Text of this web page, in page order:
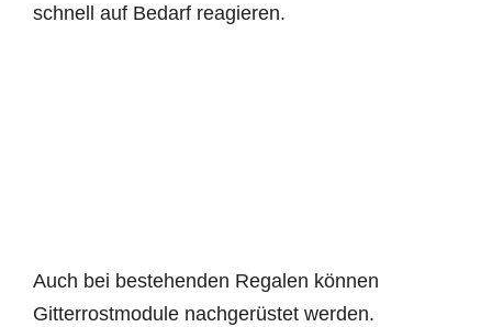
schnell auf Bedarf reagieren.
Auch bei bestehenden Regalen können
Gitterrostmodule nachgerüstet werden.